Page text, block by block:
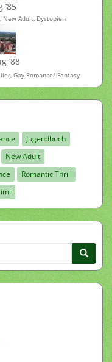
New Adult, Dystopien
’88
Gay-Romance/-Fantasy
Jugendbuch
New Adult
Romantic Thrill